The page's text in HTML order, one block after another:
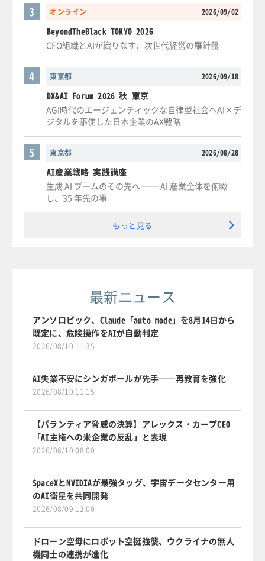
オンライン 2026/09/02
3
BeyondTheBlack TOKYO 2026
CFO組織とAIが織りなす、次世代経営の羅針盤
東京都 2026/09/18
4
DX&AI Forum 2026 秋 東京
AGI時代のエージェンティックな自律型社会へAI×デ
ジタルを駆使した日本企業のAX戦略
東京都 2026/08/28
5
AI産業戦略 実践講座
生成 AI ブームのその先へ ── AI 産業全体を俯瞰
し、35 年先の事
もっと見る
最新ニュース
アンソロピック、Claude「auto mode」を8月14日から
既定に、危険操作をAIが自動判定
2026/08/10 11:35
AI失業不安にシンガポールが先手──再教育を強化
2026/08/10 11:15
【パランティア脅威の決算】アレックス・カープCEO
「AI主権への米企業の反乱」と表現
2026/08/10 08:00
SpaceXとNVIDIAが最強タッグ、宇宙データセンター用
のAI衛星を共同開発
2026/08/09 12:00
ドローン空母にロボット空挺強襲、ウクライナの無人
機同士の連携が進化